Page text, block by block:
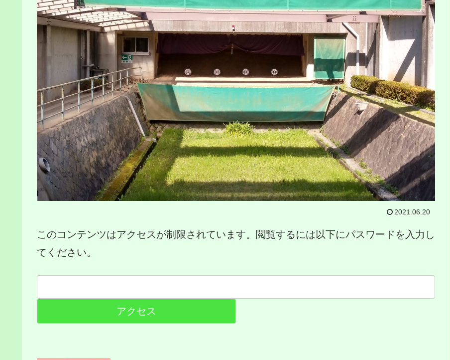
2021.06.20
このコンテンツはアクセスが制限されています。閲覧するには以下にパスワードを入力し
てください。